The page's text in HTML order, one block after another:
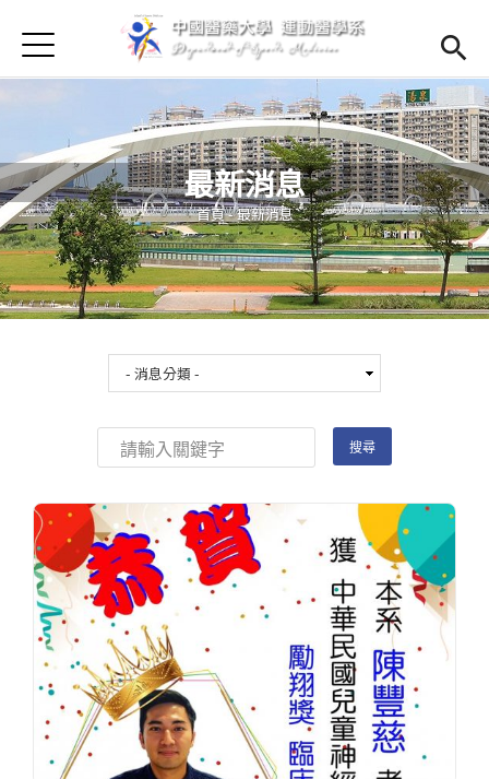
首頁
首頁
Open
最新消息
Open submenu (學系簡介)
學系簡介
Open submenu (師資陣容)
師資陣容
Open submenu (課程資訊)
課程資訊
Open submenu (學生專區)
學生專區
Open
(link is external)
Open submenu (系友專區)
系友專區
English
Jump to Navigation
Jump to Main content
最新消息
您在這裡
首頁-最新消息